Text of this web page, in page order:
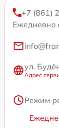
+7 (861)
Ежедневно
ул.
Адрес
Режим